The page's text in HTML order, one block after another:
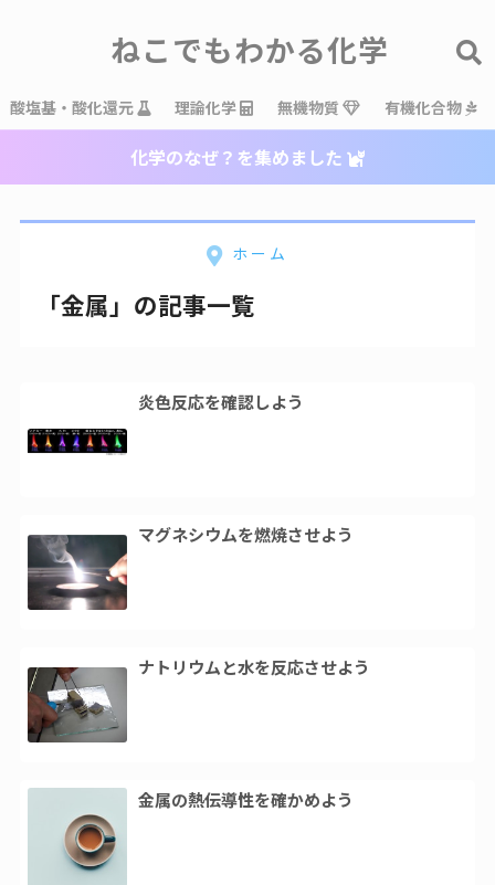
ねこでもわかる化学
酸塩基・酸化還元 理論化学 無機物質 有機化合物
化学のなぜ？を集めました
ホーム
「金属」の記事一覧
炎色反応を確認しよう
マグネシウムを燃焼させよう
ナトリウムと水を反応させよう
金属の熱伝導性を確かめよう